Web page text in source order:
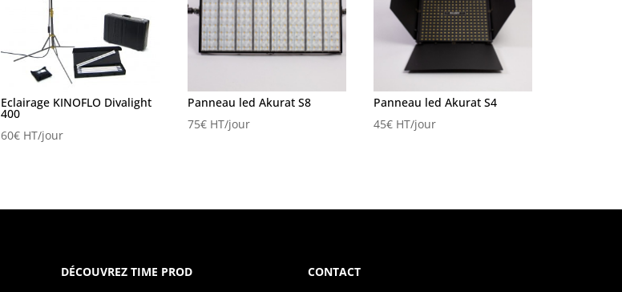
Eclairage KINOFLO Divalight
400
60€ HT/jour
Panneau led Akurat S8
75€HT/jour
Panneau led Akurat S4
45€HT/jour
DÉCOUVREZ TIME PROD
CONTACT